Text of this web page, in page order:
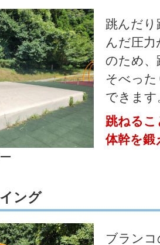
跳んだ
んだ圧
のため、
そべっ
できます
跳ねるこ
体幹を鍛
ング
ブラン